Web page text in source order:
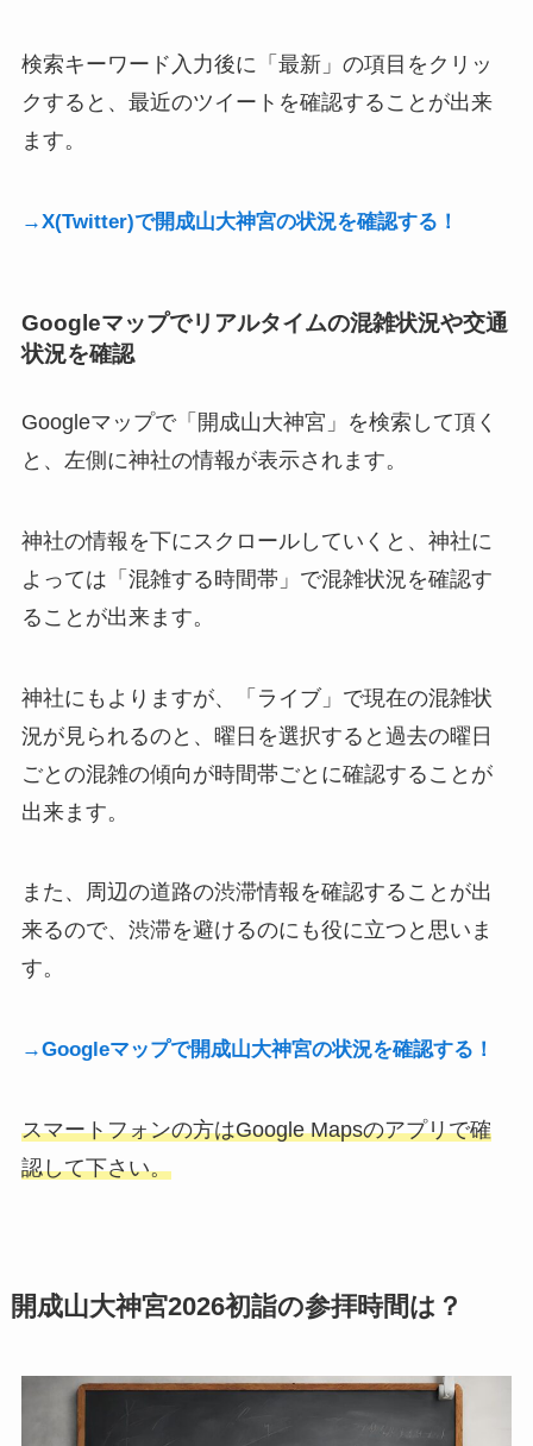
検索キーワード入力後に「最新」の項目をクリッ
クすると、最近のツイートを確認することが出来
ます。
→X(Twitter)で開成山大神宮の状況を確認する！
Googleマップでリアルタイムの混雑状況や交通
状況を確認
Googleマップで「開成山大神宮」を検索して頂く
と、左側に神社の情報が表示されます。
神社の情報を下にスクロールしていくと、神社に
よっては「混雑する時間帯」で混雑状況を確認す
ることが出来ます。
神社にもよりますが、「ライブ」で現在の混雑状
況が見られるのと、曜日を選択すると過去の曜日
ごとの混雑の傾向が時間帯ごとに確認することが
出来ます。
また、周辺の道路の渋滞情報を確認することが出
来るので、渋滞を避けるのにも役に立つと思いま
す。
→Googleマップで開成山大神宮の状況を確認する！
スマートフォンの方はGoogle Mapsのアプリで確
認して下さい。
開成山大神宮2026初詣の参拝時間は？